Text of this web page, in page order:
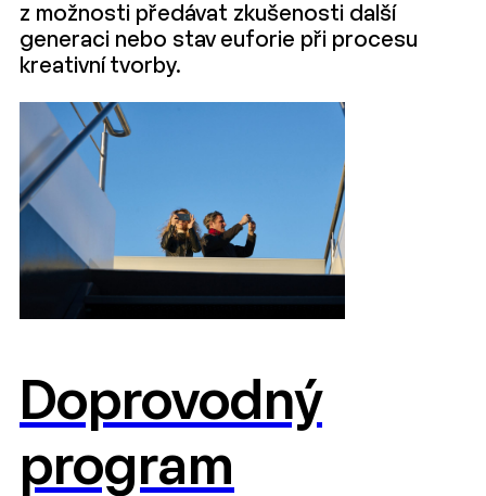
z možnosti předávat zkušenosti další
generaci nebo stav euforie při procesu
kreativní tvorby.
Doprovodný
program